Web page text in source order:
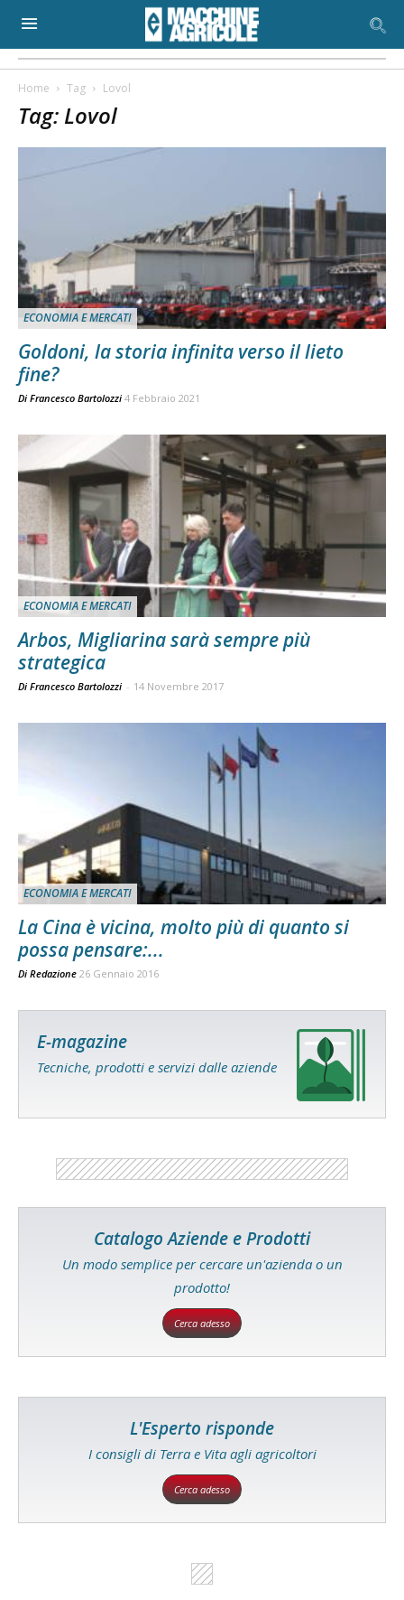
Home Tag Lovol
Tag: Lovol
ECONOMIA E MERCATI
Goldoni, la storia infinita verso il lieto
fine?
Di Francesco Bartolozzi 4 Febbraio 2021
ECONOMIA E MERCATI
Arbos, Migliarina sarà sempre più
strategica
Di Francesco Bartolozzi - 14 Novembre 2017
ECONOMIA E MERCATI
La Cina è vicina, molto più di quanto si
possa pensare:...
Di Redazione 26 Gennaio 2016
E-magazine
Tecniche, prodotti e servizi dalle aziende
Catalogo Aziende e Prodotti
Un modo semplice per cercare un'azienda o un
prodotto!
Cerca adesso
L'Esperto risponde
I consigli di Terra e Vita agli agricoltori
Cerca adesso